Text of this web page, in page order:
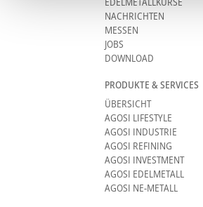
NACHRICHTEN
MESSEN
JOBS
DOWNLOAD
PRODUKTE & SERVICES
ÜBERSICHT
AGOSI LIFESTYLE
AGOSI INDUSTRIE
AGOSI REFINING
AGOSI INVESTMENT
AGOSI EDELMETALL
AGOSI NE-METALL